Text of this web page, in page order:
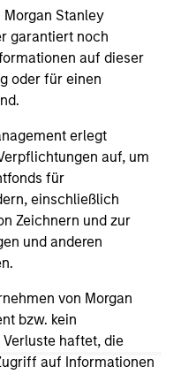
Stanley
garantiert noch
auf dieser
oder für einen
erlegt
auf, um
für
einschließlich
Zeichnern und zur
und anderen
von Morgan
bzw. kein
haftet, die
auf Informationen
and
for active
informational
herein does
an offer to sell or a
securities in any
solicitation,
under the
of such jurisdiction.